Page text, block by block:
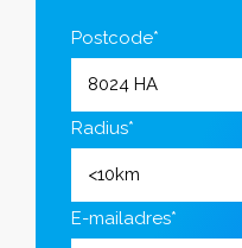
Postcode*
Radius*
E-mailadres*